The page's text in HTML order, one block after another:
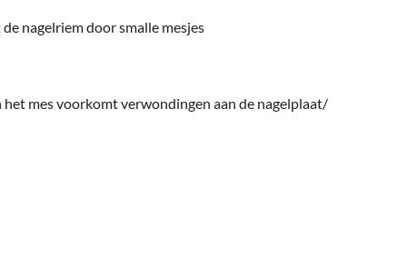
nagelriem door smalle mesjes
mes voorkomt verwondingen aan de nagelplaat/